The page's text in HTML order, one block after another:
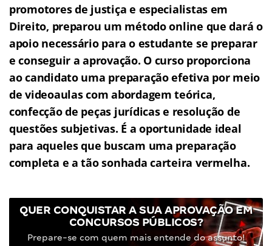
promotores de justiça e especialistas em
Direito, preparou um método online que dará o
apoio necessário para o estudante se preparar
e conseguir a aprovação. O curso proporciona
ao candidato uma preparação efetiva por meio
de videoaulas com abordagem teórica,
confecção de peças jurídicas e resolução de
questões subjetivas. É a oportunidade ideal
para aqueles que buscam uma preparação
completa e a tão sonhada carteira vermelha.
QUER CONQUISTAR A SUA APROVAÇÃO EM
CONCURSOS PÚBLICOS?
Prepare-se com quem mais entende do assunto!